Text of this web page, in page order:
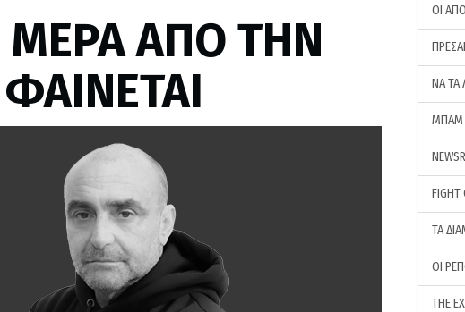
ΜΕΡΑ ΑΠΟ ΤΗΝ
ΟΙ
ΝΑ ΤΑ
ΜΠΑΜ
FIGHT
ΤΑ
ΟΙ
THE